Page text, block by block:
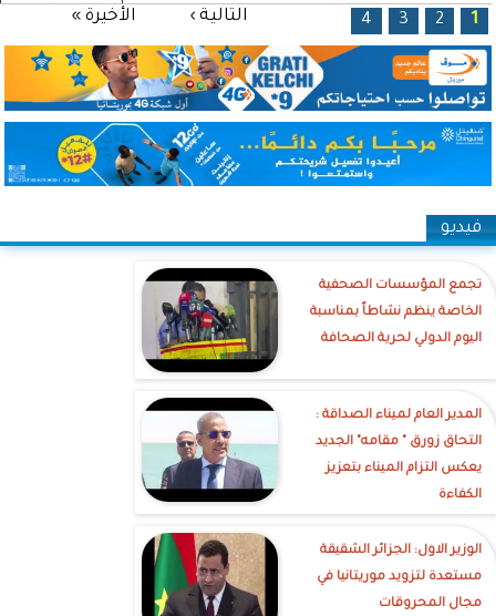
الصفحات
1
2
3
4 التالية › الأخيرة »
فيديو
تجمع المؤسسات الصحفية
الخاصة ينظم نشاطاً بمناسبة
اليوم الدولي لحرية الصحافة
‎المدير العام لميناء الصداقة :
التحاق زورق " مقامه" الجديد
يعكس التزام الميناء بتعزيز
الكفاءة
الوزير الاول: الجزائر الشقيقة
مستعدة لتزويد موريتانيا في
مجال المحروقات